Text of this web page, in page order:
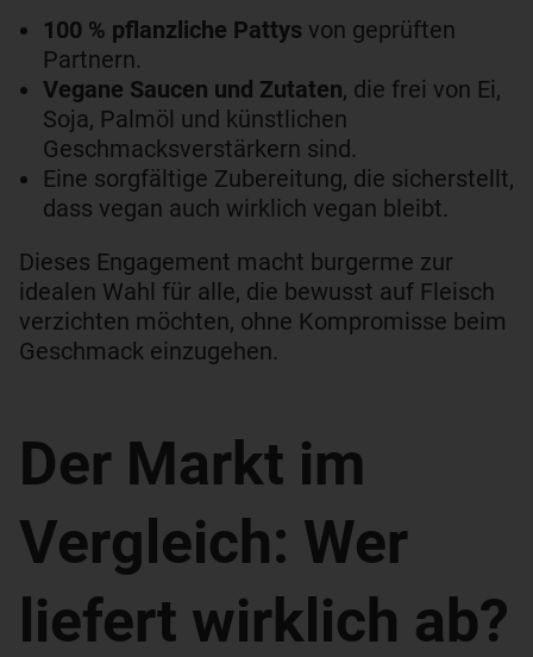
100 % pflanzliche Pattys von geprüften
Partnern.
Vegane Saucen und Zutaten, die frei von Ei,
Soja, Palmöl und künstlichen
Geschmacksverstärkern sind.
Eine sorgfältige Zubereitung, die sicherstellt,
dass vegan auch wirklich vegan bleibt.
Dieses Engagement macht burgerme zur
idealen Wahl für alle, die bewusst auf Fleisch
verzichten möchten, ohne Kompromisse beim
Geschmack einzugehen.
Der Markt im
Vergleich: Wer
liefert wirklich ab?